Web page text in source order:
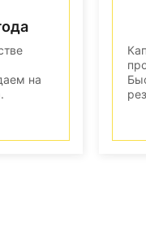
на